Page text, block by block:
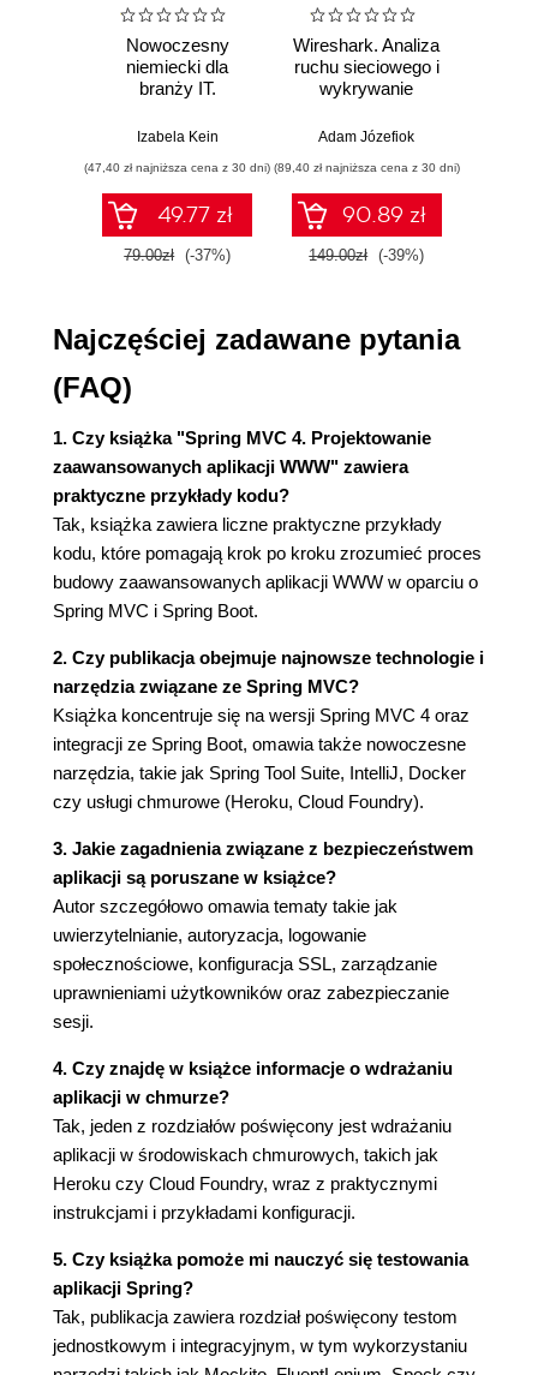
serwera (Tomcat) (42)
Port HTTP (44)
Inne opcje konfiguracyjne (45)
Podsumowanie (46)
Rozdział 2. Tajniki architektury MVC (47)
Architektura MVC (47)
Informacje ze źródeł (50)
Szablony Thymeleaf (51)
Architektura platformy Spring MVC (54)
Serwlet DispatcherServlet (54)
Przekazywanie danych do widoku (55)
Język Spring Expression Language (56)
Użycie parametru przy odczytywaniu danych
(56)
Dosyć już "Witaj, świecie!", odczytujmy tweety!
(58)
Rejestracja aplikacji (58)
Zastosowanie projektu Spring Social (60)
Dostęp do serwisu Twitter (60)
Strumienie i funkcje lambda w Java 8 (62)
Styl material design i biblioteka WebJars (63)
Poruszanie się po witrynie (67)
Punkt kontrolny (71)
Podsumowanie (72)
Rozdział 3. Obsługa formularzy i złożonych
adresów URL (73)
Strona profilu - formularz (73)
Dostosowanie komunikatów o błędach (82)
Internacjonalizacja (85)
Zmiana ustawień regionalnych (87)
Tłumaczenie tekstów aplikacji (89)
Lista w formularzu (91)
Weryfikacja danych po stronie klienta (94)
Punkt kontrolny (96)
Podsumowanie (96)
Nowoczesny
niemiecki dla
branży IT.
przykłady i
Izabela Kein
(47,40 zł najniższa cena z 30 dni)
49.77 zł
79.00zł (-37%)
Wireshark. Analiza
ruchu sieciowego i
wykrywanie
Adam Józefiok
(89,40 zł najniższa cena z 30 dni)
90.89 zł
149.00zł (-39%)
Najczęściej zadawane pytania
(FAQ)
1. Czy książka "Spring MVC 4. Projektowanie
zaawansowanych aplikacji WWW" zawiera
praktyczne przykłady kodu?
Tak, książka zawiera liczne praktyczne przykłady
kodu, które pomagają krok po kroku zrozumieć proces
budowy zaawansowanych aplikacji WWW w oparciu o
Spring MVC i Spring Boot.
2. Czy publikacja obejmuje najnowsze technologie i
narzędzia związane ze Spring MVC?
Książka koncentruje się na wersji Spring MVC 4 oraz
integracji ze Spring Boot, omawia także nowoczesne
narzędzia, takie jak Spring Tool Suite, IntelliJ, Docker
czy usługi chmurowe (Heroku, Cloud Foundry).
3. Jakie zagadnienia związane z bezpieczeństwem
aplikacji są poruszane w książce?
Autor szczegółowo omawia tematy takie jak
uwierzytelnianie, autoryzacja, logowanie
społecznościowe, konfiguracja SSL, zarządzanie
uprawnieniami użytkowników oraz zabezpieczanie
sesji.
4. Czy znajdę w książce informacje o wdrażaniu
aplikacji w chmurze?
Tak, jeden z rozdziałów poświęcony jest wdrażaniu
aplikacji w środowiskach chmurowych, takich jak
Heroku czy Cloud Foundry, wraz z praktycznymi
instrukcjami i przykładami konfiguracji.
5. Czy książka pomoże mi nauczyć się testowania
aplikacji Spring?
Tak, publikacja zawiera rozdział poświęcony testom
jednostkowym i integracyjnym, w tym wykorzystaniu